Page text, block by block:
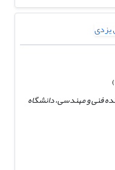
فنی و مهندسی، دانشگاه